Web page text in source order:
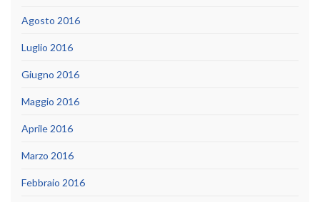
Agosto 2016
Luglio 2016
Giugno 2016
Maggio 2016
Aprile 2016
Marzo 2016
Febbraio 2016